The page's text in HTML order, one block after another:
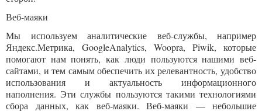
Веб-маяки
Мы используем аналитические веб-службы, например
Яндекс.Метрика, GoogleAnalytics, Woopra, Piwik, которые
помогают нам понять, как люди пользуются нашими веб-
сайтами, и тем самым обеспечить их релевантность, удобство
использования и актуальность информационного
наполнения. Эти службы пользуются такими технологиями
сбора данных, как веб-маяки. Веб-маяки — небольшие